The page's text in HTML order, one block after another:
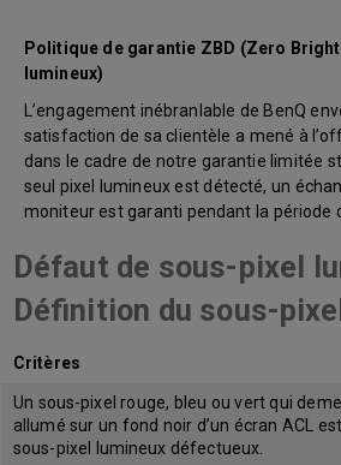
Politique de garantie ZBD (Zero
lumineux)
L’engagement inébranlable de BenQ
satisfaction de sa clientèle a mené à
dans le cadre de notre garantie limitée
seul pixel lumineux est détecté, un
moniteur est garanti pendant la période
Défaut de sous-pixel
Définition du sous-
Critères
Un sous-pixel rouge, bleu ou vert qui
allumé sur un fond noir d’un écran ACL
sous-pixel lumineux défectueux.